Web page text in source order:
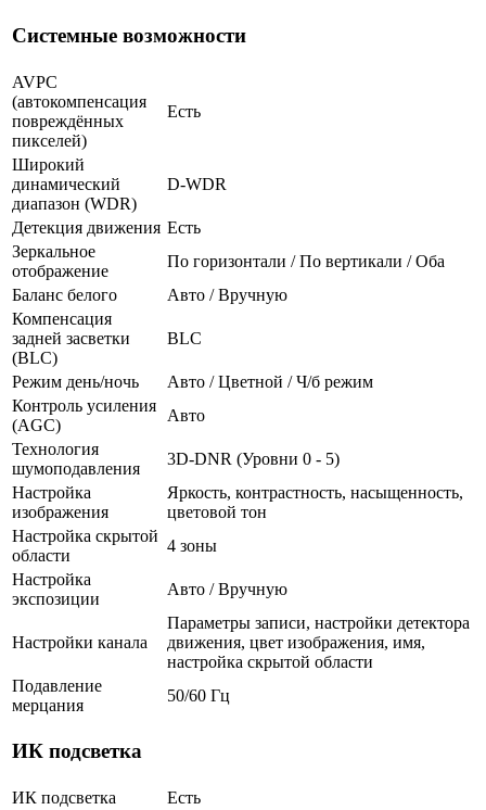
Системные возможности
AVPC
(автокомпенсация
повреждённых
пикселей)
Есть
Широкий
динамический
диапазон (WDR)
D-WDR
Детекция движения Есть
Зеркальное
отображение
По горизонтали / По вертикали / Оба
Баланс белого
Авто / Вручную
Компенсация
задней засветки
(BLC)
BLC
Режим день/ночь
Авто / Цветной / Ч/б режим
Контроль усиления
(AGC)
Авто
Технология
шумоподавления
3D-DNR (Уровни 0 - 5)
Настройка
изображения
Яркость, контрастность, насыщенность,
цветовой тон
Настройка скрытой
области
4 зоны
Настройка
экспозиции
Авто / Вручную
Настройки канала
Параметры записи, настройки детектора
движения, цвет изображения, имя,
настройка скрытой области
Подавление
мерцания
50/60 Гц
ИК подсветка
ИК подсветка
Есть